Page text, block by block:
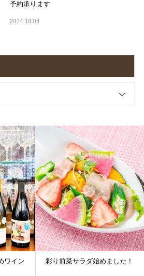
予約承ります
2024.10.04
ワイン
彩り前菜サラダ始めました！